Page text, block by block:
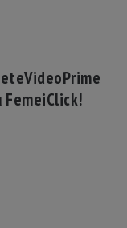
VideoPrime
FemeiClick!